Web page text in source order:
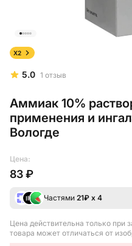
5.0 1 отзыв
Аммиак 10%
применения и
Вологде
X2
Цена:
83 ₽
Частями 21₽ х 4
Цена действительна только при
товара может отличаться от